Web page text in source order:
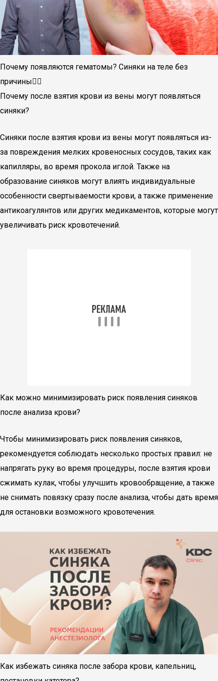
Почему появляются гематомы? Синяки на теле без
причины🤷‍♀️
Почему после взятия крови из вены могут появляться
синяки?
Синяки после взятия крови из вены могут появляться из-
за повреждения мелких кровеносных сосудов, таких как
капилляры, во время прокола иглой. Также на
образование синяков могут влиять индивидуальные
особенности свертываемости крови, а также применение
антикоагулянтов или других медикаментов, которые могут
увеличивать риск кровотечений.
Как можно минимизировать риск появления синяков
после анализа крови?
Чтобы минимизировать риск появления синяков,
рекомендуется соблюдать несколько простых правил: не
напрягать руку во время процедуры, после взятия крови
сжимать кулак, чтобы улучшить кровообращение, а также
не снимать повязку сразу после анализа, чтобы дать время
для остановки возможного кровотечения.
Как избежать синяка после забора крови, капельниц,